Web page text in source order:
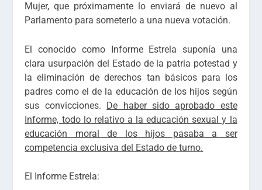
Mujer, que próximamente lo enviará de nuevo al
Parlamento para someterlo a una nueva votación.
El conocido como Informe Estrela suponía una
clara usurpación del Estado de la patria potestad y
la eliminación de derechos tan básicos para los
padres como el de la educación de los hijos según
sus convicciones. De haber sido aprobado este
Informe, todo lo relativo a la educación sexual y la
educación moral de los hijos pasaba a ser
competencia exclusiva del Estado de turno.
El Informe Estrela: